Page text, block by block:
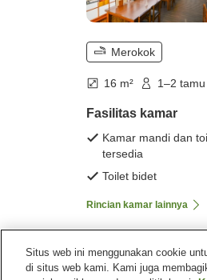
Merokok
16 m² 1–2 tamu
Fasilitas kamar
Kamar mandi dan
tersedia
Toilet bidet
Rincian kamar lainnya
Beranda Jepang
Situs web ini menggunakan cookie
di situs web kami. Kami juga